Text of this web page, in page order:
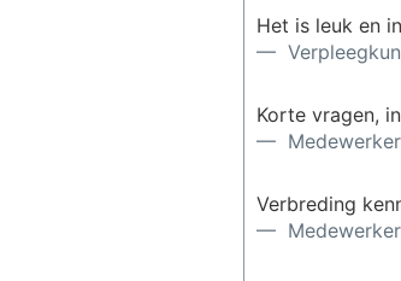
Het is leuk en
—
Korte vragen,
— Medewerker
Verbreding
— Medewerker